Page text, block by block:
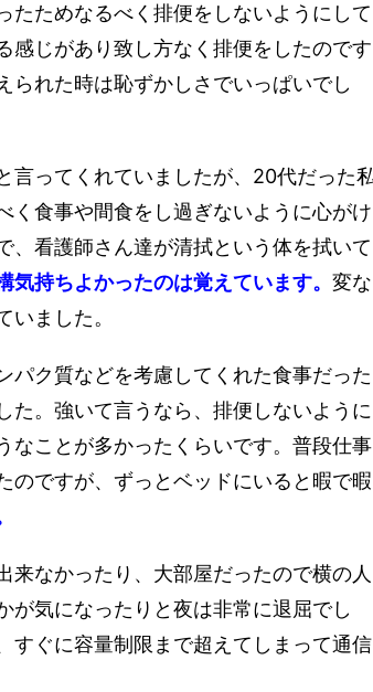
たためなるべく排便をしないようにして
感じがあり致し方なく排便をしたのです
られた時は恥ずかしさでいっぱいでし
言ってくれていましたが、20代だった
く食事や間食をし過ぎないように心がけ
、看護師さん達が清拭という体を拭いて
気持ちよかったのは覚えています。 変な
ました。
パク質などを考慮してくれた食事だった
た。強いて言うなら、排便しないように
なことが多かったくらいです。普段仕事
のですが、ずっとベッドにいると暇で暇
来なかったり、大部屋だったので横の人
が気になったりと夜は非常に退屈でし
すぐに容量制限まで超えてしまって通信